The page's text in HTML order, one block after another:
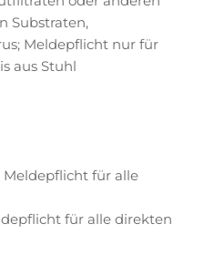
Substraten,
Meldepflicht nur für
aus Stuhl
Meldepflicht für alle
für alle direkten